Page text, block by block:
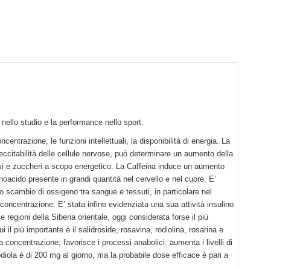
studio e la performance nello sport.
le funzioni intellettuali, la disponibilità di energia. La
delle cellule nervose, può determinare un aumento della
zuccheri a scopo energetico. La Caffeina induce un aumento
presente in grandi quantità nel cervello e nel cuore. E’
di ossigeno tra sangue e tessuti, in particolare nel
E’ stata infine evidenziata una sua attività insulino
della Siberia orientale, oggi considerata forse il più
il più importante è il salidroside, rosavina, rodiolina, rosarina e
concentrazione; favorisce i processi anabolici: aumenta i livelli di
è di 200 mg al giorno, ma la probabile dose efficace è pari a